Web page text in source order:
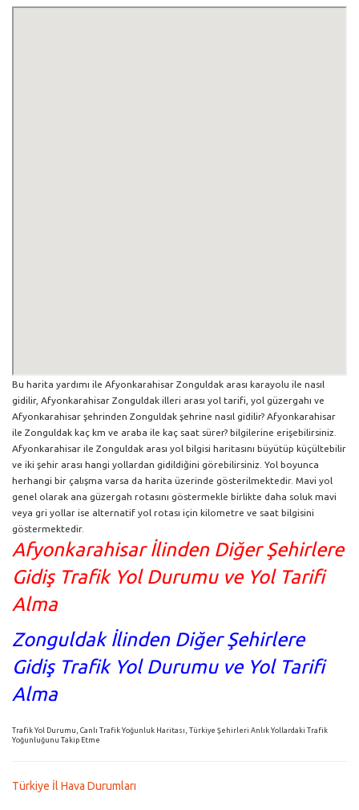
Bu harita yardımı ile Afyonkarahisar Zonguldak arası karayolu ile nasıl
gidilir, Afyonkarahisar Zonguldak illeri arası yol tarifi, yol güzergahı ve
Afyonkarahisar şehrinden Zonguldak şehrine nasıl gidilir? Afyonkarahisar
ile Zonguldak kaç km ve araba ile kaç saat sürer? bilgilerine erişebilirsiniz.
Afyonkarahisar ile Zonguldak arası yol bilgisi haritasını büyütüp küçültebilir
ve iki şehir arası hangi yollardan gidildiğini görebilirsiniz. Yol boyunca
herhangi bir çalışma varsa da harita üzerinde gösterilmektedir. Mavi yol
genel olarak ana güzergah rotasını göstermekle birlikte daha soluk mavi
veya gri yollar ise alternatif yol rotası için kilometre ve saat bilgisini
göstermektedir.
Afyonkarahisar İlinden Diğer Şehirlere
Gidiş Trafik Yol Durumu ve Yol Tarifi
Alma
Zonguldak İlinden Diğer Şehirlere
Gidiş Trafik Yol Durumu ve Yol Tarifi
Alma
Trafik Yol Durumu, Canlı Trafik Yoğunluk Haritası, Türkiye Şehirleri Anlık Yollardaki Trafik
Yoğunluğunu Takip Etme
Türkiye İl Hava Durumları